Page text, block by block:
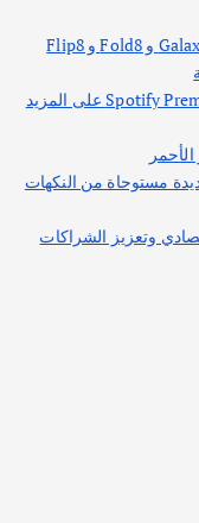
سامسونج تُطلق رسمياً أجهزة Galaxy Z Fold8 Ultra و Fold8 و Flip8
سامسونج وSpotify تتعاونان لإتاحة تجربة Spotify Premium على المزيد
مستوحاة من النكهات
وتعزيز الشراكات